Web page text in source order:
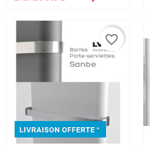
favorite_border